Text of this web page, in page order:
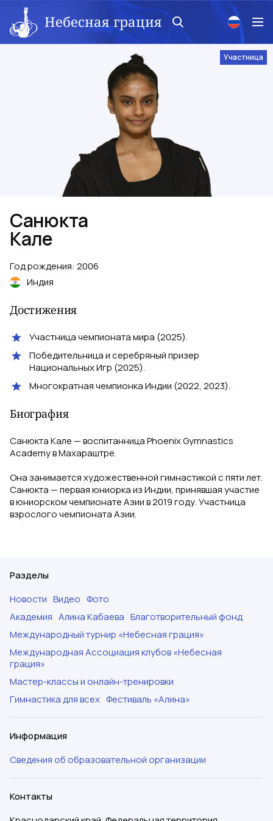
Небесная грация
Участница
Санюкта
Кале
Год рождения: 2006
Индия
Достижения
Участница чемпионата мира (2025).
Победительница и серебряный призер
Национальных Игр (2025).
Многократная чемпионка Индии (2022, 2023).
Биография
Санюкта Кале — воспитанница Phoenix Gymnastics
Academy в Махараштре.
Она занимается художественной гимнастикой с пяти лет.
Санюкта — первая юниорка из Индии, принявшая участие
в юниорском чемпионате Азии в 2019 году. Участница
взрослого чемпионата Азии.
Разделы
Новости Видео Фото
Академия Алина Кабаева Благотворительный фонд
Международный турнир «Небесная грация»
Международная Ассоциация клубов «Небесная
грация»
Мастер-классы и онлайн-тренировки
Гимнастика для всех Фестиваль «Алина»
Информация
Сведения об образовательной организации
Контакты